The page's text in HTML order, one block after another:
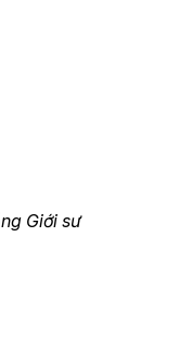
Giới sư